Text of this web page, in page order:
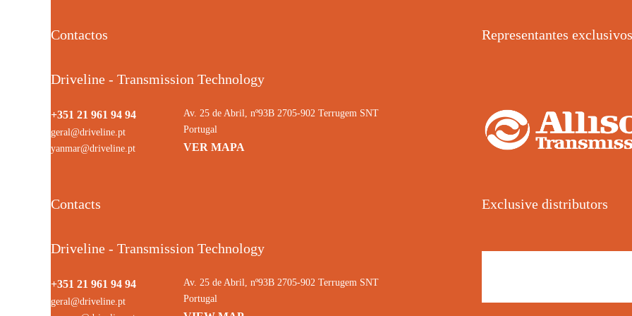
Contactos
Driveline - Transmission Technology
+351 21 961 94 94
geral@driveline.pt
yanmar@driveline.pt
Av. 25 de Abril, nº93B 2705-902 Terrugem SNT
Portugal
VER MAPA
Representantes exclusivos
Contacts
Driveline - Transmission Technology
+351 21 961 94 94
geral@driveline.pt
Av. 25 de Abril, nº93B 2705-902 Terrugem SNT
Portugal
Exclusive distributors